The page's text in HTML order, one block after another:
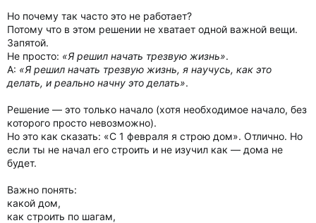
Но почему так часто это не работает?
Потому что в этом решении не хватает одной важной вещи.
Запятой.
Не просто: «Я решил начать трезвую жизнь».
А: «Я решил начать трезвую жизнь, я научусь, как это
делать, и реально начну это делать».
Решение — это только начало (хотя необходимое начало, без
которого просто невозможно).
Но это как сказать: «С 1 февраля я строю дом». Отлично. Но
если ты не начал его строить и не изучил как — дома не
будет.
Важно понять:
какой дом,
как строить по шагам,